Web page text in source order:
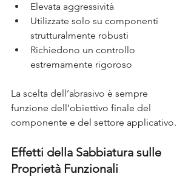
Elevata aggressività
Utilizzate solo su componenti
strutturalmente robusti
Richiedono un controllo
estremamente rigoroso
La scelta dell’abrasivo è sempre
funzione dell’obiettivo finale del
componente e del settore applicativo.
Effetti della Sabbiatura sulle
Proprietà Funzionali